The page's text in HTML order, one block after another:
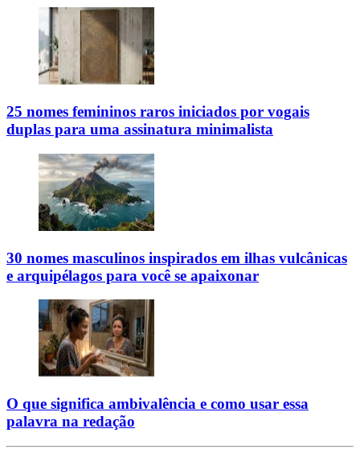
25 nomes femininos raros iniciados por vogais
duplas para uma assinatura minimalista
30 nomes masculinos inspirados em ilhas vulcânicas
e arquipélagos para você se apaixonar
O que significa ambivalência e como usar essa
palavra na redação